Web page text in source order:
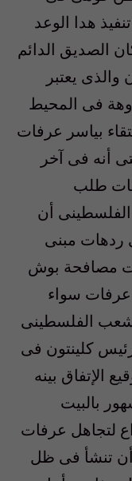
هدا الوعد
الصديق الدائم
يعتبر
فى المحيط
بياسر عرفات
أنه فى آخر
طلب
أن
ردهات مبنى
مصافحة بوش
عرفات سواء
الفلسطينى
كلينتون فى
الإتفاق بينه
بالبيت
لتجاهل عرفات
أن تنشأ فى ظل